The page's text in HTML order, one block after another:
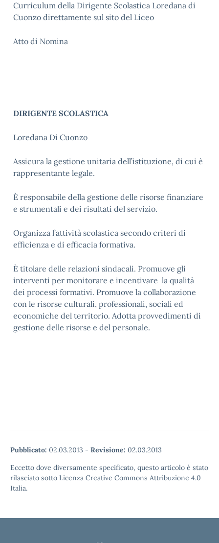
Curriculum della Dirigente Scolastica Loredana di
Cuonzo direttamente sul sito del Liceo
Atto di Nomina
DIRIGENTE SCOLASTICA
Loredana Di Cuonzo
Assicura la gestione unitaria dell’istituzione, di cui è
rappresentante legale.
È responsabile della gestione delle risorse finanziare
e strumentali e dei risultati del servizio.
Organizza l’attività scolastica secondo criteri di
efficienza e di efficacia formativa.
È titolare delle relazioni sindacali. Promuove gli
interventi per monitorare e incentivare la qualità
dei processi formativi. Promuove la collaborazione
con le risorse culturali, professionali, sociali ed
economiche del territorio. Adotta provvedimenti di
gestione delle risorse e del personale.
Pubblicato: 02.03.2013 - Revisione: 02.03.2013
Eccetto dove diversamente specificato, questo articolo è stato
rilasciato sotto Licenza Creative Commons Attribuzione 4.0
Italia.